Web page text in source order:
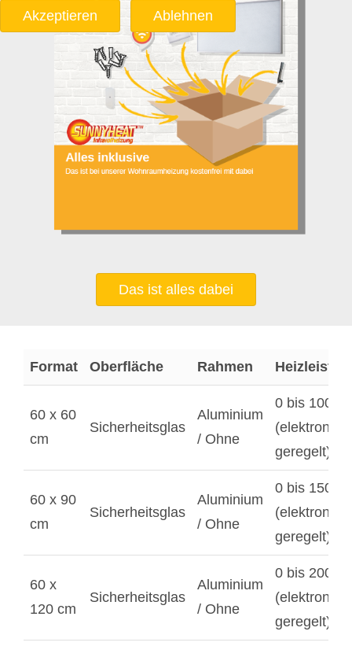
Das ist alles dabei
Format Oberfläche Rahmen
60 x 60
cm
Sicherheitsglas
Aluminium
/ Ohne
0 bis 1000
geregelt)
60 x 90
cm
Sicherheitsglas
Aluminium
/ Ohne
0 bis 1500
geregelt)
60 x
120 cm
Sicherheitsglas
Aluminium
/ Ohne
0 bis 2000
geregelt)
Akzeptieren
Ablehnen